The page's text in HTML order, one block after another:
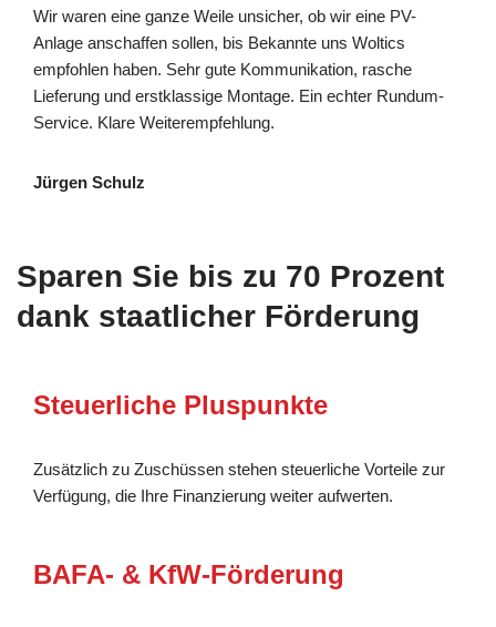
Wir waren eine ganze Weile unsicher, ob wir eine PV-
Anlage anschaffen sollen, bis Bekannte uns Woltics
empfohlen haben. Sehr gute Kommunikation, rasche
Lieferung und erstklassige Montage. Ein echter Rundum-
Service. Klare Weiterempfehlung.
Jürgen Schulz
Sparen Sie bis zu 70 Prozent
dank staatlicher Förderung
Steuerliche Pluspunkte
Zusätzlich zu Zuschüssen stehen steuerliche Vorteile zur
Verfügung, die Ihre Finanzierung weiter aufwerten.
BAFA- & KfW-Förderung